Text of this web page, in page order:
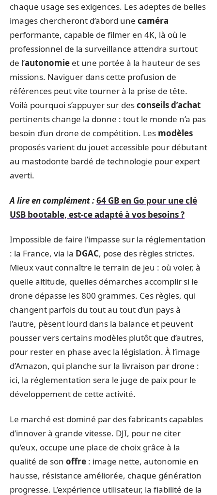
chaque usage ses exigences. Les adeptes de belles
images chercheront d’abord une caméra
performante, capable de filmer en 4K, là où le
professionnel de la surveillance attendra surtout
de l’autonomie et une portée à la hauteur de ses
missions. Naviguer dans cette profusion de
références peut vite tourner à la prise de tête.
Voilà pourquoi s’appuyer sur desconseils d’achat
pertinents change la donne : tout le monde n’a pas
besoin d’un drone de compétition. Les modèles
proposés varient du jouet accessible pour débutant
au mastodonte bardé de technologie pour expert
averti.
A lire en complément :64 GB en Go pour une clé
USB bootable, est-ce adapté à vos besoins ?
Impossible de faire l’impasse sur la réglementation
: la France, via la DGAC, pose des règles strictes.
Mieux vaut connaître le terrain de jeu : où voler, à
quelle altitude, quelles démarches accomplir si le
drone dépasse les 800 grammes. Ces règles, qui
changent parfois du tout au tout d’un pays à
l’autre, pèsent lourd dans la balance et peuvent
pousser vers certains modèles plutôt que d’autres,
pour rester en phase avec la législation. À l’image
d’Amazon, qui planche sur la livraison par drone :
ici, la réglementation sera le juge de paix pour le
développement de cette activité.
Le marché est dominé par des fabricants capables
d’innover à grande vitesse. DJI, pour ne citer
qu’eux, occupe une place de choix grâce à la
qualité de son offre : image nette, autonomie en
hausse, résistance améliorée, chaque génération
progresse. L’expérience utilisateur, la fiabilité de la